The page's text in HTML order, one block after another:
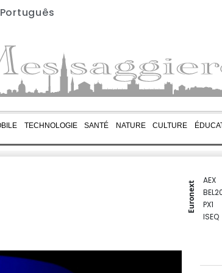
Português
TECHNOLOGIE SANTÉ NATURE CULTURE
Euronext
AEX
PX1
ISEQ